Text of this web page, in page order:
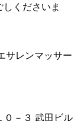
くださいま
サレンマッサー
０－３ 武田ビル